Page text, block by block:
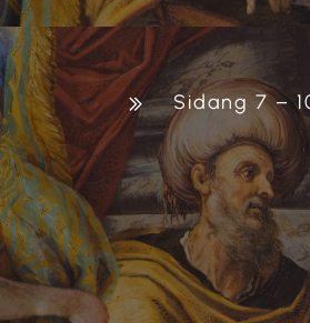
Sidang 7 –